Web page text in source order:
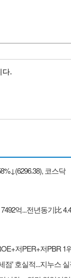
코스닥
억...전년동기比
저PER+저PBR 1